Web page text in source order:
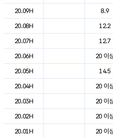
20.09H
8.9
20.08H
12.2
20.07H
12.7
20.06H
20 이
20.05H
14.5
20.04H
20 이
20.03H
20 이
20.02H
20 이
20.01H
20 이